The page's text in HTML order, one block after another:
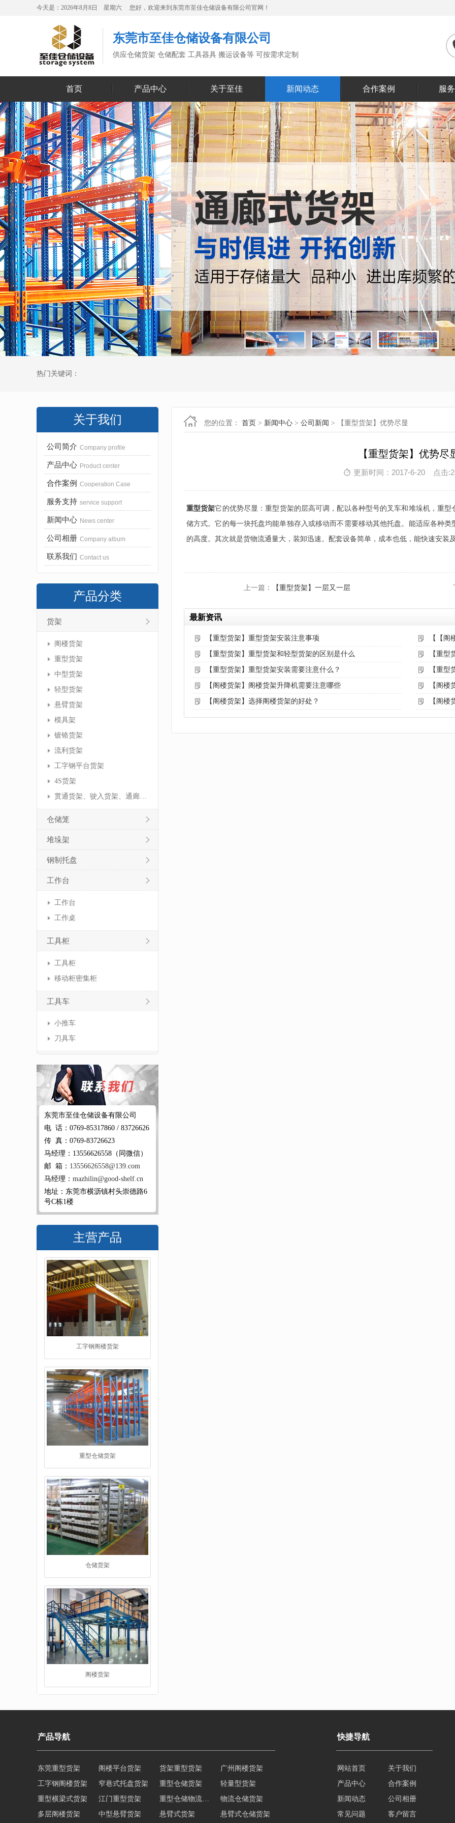
今天是：2026年8月8日 星期六 您好，欢迎来到东莞市至佳仓储设备有限公司官网！
东莞市至佳仓储设备有限公司
供应仓储货架 仓储配套 工具器具 搬运设备等 可按需求定制
首页 产品中心 关于至佳 新闻动态 合作案例 服
热门关键词：
关于我们
公司简介 Company profile
产品中心 Product center
合作案例 Cooperation Case
服务支持 service support
新闻中心 News center
公司相册 Company album
联系我们 Contact us
产品分类
货架
阁楼货架
重型货架
中型货架
轻型货架
悬臂货架
模具架
镀铬货架
流利货架
工字钢平台货架
4S货架
贯通货架、驶入货架、通廊货架
仓储笼
堆垛架
钢制托盘
工作台
工作台
工作桌
工具柜
工具柜
移动柜密集柜
工具车
小推车
刀具车
东莞市至佳仓储设备有限公司
电 话：0769-85317860 / 83726626
传 真：0769-83726623
马经理：13556626558（同微信）
邮 箱： 13556626558@139.com
马经理： mazhilin@good-shelf.cn
地址：东莞市横沥镇村头崇德路6
号C栋1楼
主营产品
工字钢阁楼货架
重型仓储货架
仓储货架
阁楼货架
堆垛架
您的位置： 首页 > 新闻中心 > 公司新闻 > 【重型货架】优势尽显
【重型货架】优势尽
更新时间：2017-6-20 点击
重型货架它的优势尽显：重型货架的层高可调，配以各种型号的叉车和堆垛机，重
储方式。它的每一块托盘均能单独存入或移动而不需要移动其他托盘。能适应各种
的高度。其次就是货物流通量大，装卸迅速。配套设备简单，成本也低，能快速安装
上一篇： 【重型货架】一层又一层
最新资讯
【重型货架】重型货架安装注意事项 【【阁
【重型货架】重型货架和轻型货架的区别是什么 【重型
【重型货架】重型货架安装需要注意什么？ 【重型
【阁楼货架】阁楼货架升降机需要注意哪些 【阁
【阁楼货架】选择阁楼货架的好处？ 【阁楼
产品导航
工字钢阁楼货架
窄巷式托盘货架 重型仓储货架
轻量型货架
重型横梁式货架
江门重型货架
物流仓储货架
多层阁楼货架
中型悬臂货架 悬臂式货架
悬臂式仓储货架
角钢货架
仓储轻型货架 轻型货架 轻型仓储货架
快捷导航
网站首页
关于我们
产品中心
合作案例
新闻动态
公司相册
常见问题
客户留言